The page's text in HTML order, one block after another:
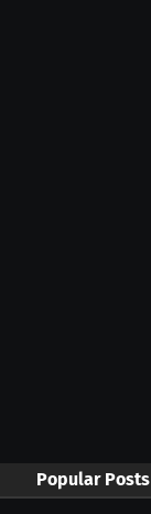
Popular Posts